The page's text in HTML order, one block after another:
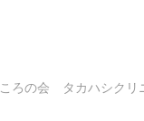
ろの会 タカハシクリ